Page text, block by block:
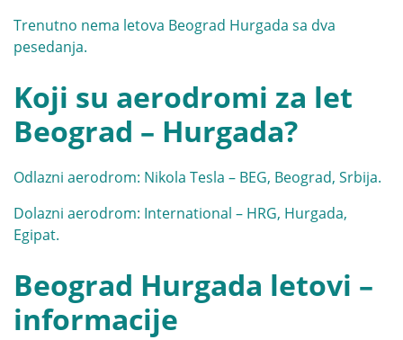
Trenutno nema letova Beograd Hurgada sa dva
pesedanja.
Koji su aerodromi za let
Beograd – Hurgada?
Odlazni aerodrom: Nikola Tesla – BEG, Beograd, Srbija.
Dolazni aerodrom: International – HRG, Hurgada,
Egipat.
Beograd Hurgada letovi –
informacije